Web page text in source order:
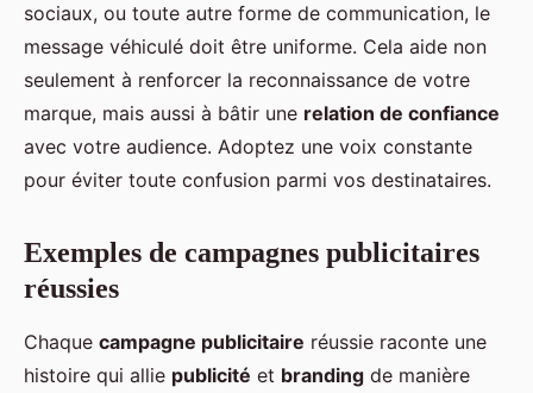
sociaux, ou toute autre forme de communication, le
message véhiculé doit être uniforme. Cela aide non
seulement à renforcer la reconnaissance de votre
marque, mais aussi à bâtir une relation de confiance
avec votre audience. Adoptez une voix constante
pour éviter toute confusion parmi vos destinataires.
Exemples de campagnes publicitaires
réussies
Chaque campagne publicitaire réussie raconte une
histoire qui allie publicité et branding de manière